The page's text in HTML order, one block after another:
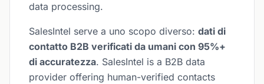
data processing.
SalesIntel serve a uno scopo diverso: dati di
contatto B2B verificati da umani con 95%+
di accuratezza. SalesIntel is a B2B data
provider offering human-verified contacts